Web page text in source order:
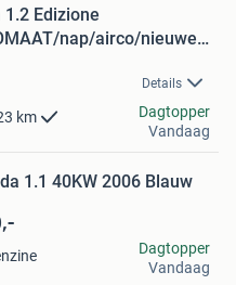
1.2 Edizione
nap/airco/nieuwe
Details
km
Dagtopper
Vandaag
1.1 40KW 2006 Blauw
Dagtopper
Vandaag